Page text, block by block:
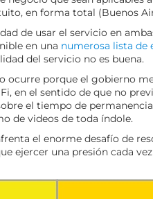
en forma total (Buenos
de usar el servicio en
en una numerosa lista de
del servicio no es buena.
ocurre porque el gobierno
en el sentido de que no
el tiempo de
de videos de toda índole.
el enorme desafío de
ejercer una presión cada